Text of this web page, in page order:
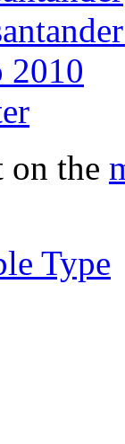
2010
on the
Type